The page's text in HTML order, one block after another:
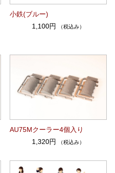
小鉄(ブルー)
1,100円
（税込み）
AU75Mクーラー4個入り
1,320円
（税込み）